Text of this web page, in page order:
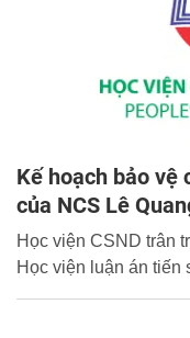
Kế hoạch bảo vệ
của NCS Lê
Học viện CSND trân
Học viện luận án tiến